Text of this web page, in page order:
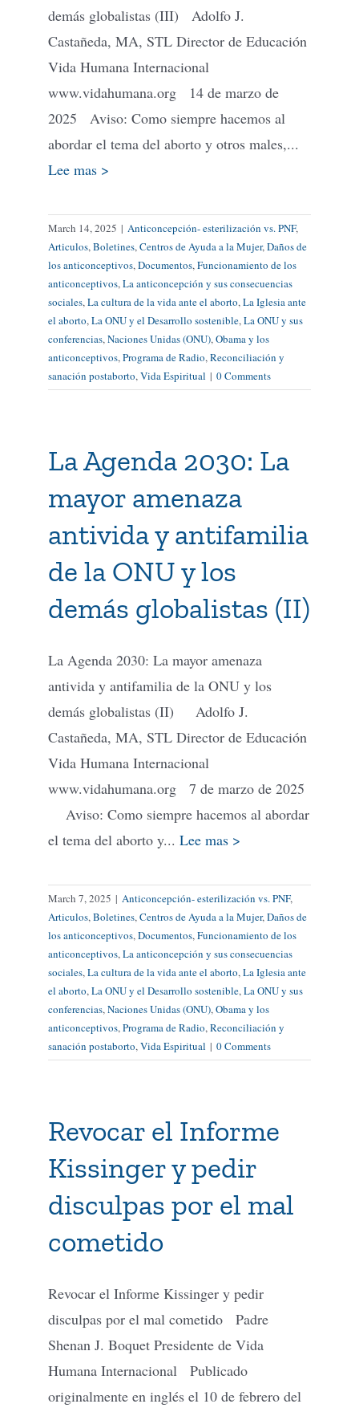
demás globalistas (III) Adolfo J.
Castañeda, MA, STL Director de Educación
Vida Humana Internacional
www.vidahumana.org 14 de marzo de
2025 Aviso: Como siempre hacemos al
abordar el tema del aborto y otros males,...
Lee mas >
March 14, 2025 | Anticoncepción- esterilización vs. PNF,
Articulos, Boletines, Centros de Ayuda a la Mujer, Daños de
los anticonceptivos, Documentos, Funcionamiento de los
anticonceptivos, La anticoncepción y sus consecuencias
sociales, La cultura de la vida ante el aborto, La Iglesia ante
el aborto, La ONU y el Desarrollo sostenible, La ONU y sus
conferencias, Naciones Unidas (ONU), Obama y los
anticonceptivos, Programa de Radio, Reconciliación y
sanación postaborto, Vida Espiritual | 0 Comments
La Agenda 2030: La
mayor amenaza
antivida y antifamilia
de la ONU y los
demás globalistas (II)
La Agenda 2030: La mayor amenaza
antivida y antifamilia de la ONU y los
demás globalistas (II) Adolfo J.
Castañeda, MA, STL Director de Educación
Vida Humana Internacional
www.vidahumana.org 7 de marzo de 2025
Aviso: Como siempre hacemos al abordar
el tema del aborto y... Lee mas >
March 7, 2025 | Anticoncepción- esterilización vs. PNF,
Articulos, Boletines, Centros de Ayuda a la Mujer, Daños de
los anticonceptivos, Documentos, Funcionamiento de los
anticonceptivos, La anticoncepción y sus consecuencias
sociales, La cultura de la vida ante el aborto, La Iglesia ante
el aborto, La ONU y el Desarrollo sostenible, La ONU y sus
conferencias, Naciones Unidas (ONU), Obama y los
anticonceptivos, Programa de Radio, Reconciliación y
sanación postaborto, Vida Espiritual | 0 Comments
Revocar el Informe
Kissinger y pedir
disculpas por el mal
cometido
Revocar el Informe Kissinger y pedir
disculpas por el mal cometido Padre
Shenan J. Boquet Presidente de Vida
Humana Internacional Publicado
originalmente en inglés el 10 de febrero del